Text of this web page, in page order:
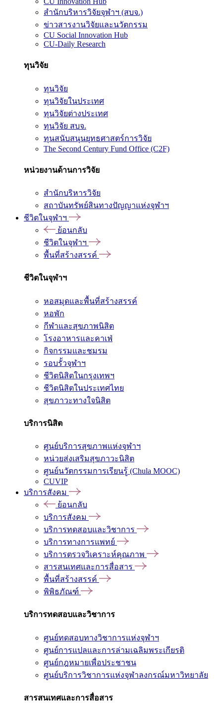
สำนักบริหารวิจัยจุฬาฯ (สบจ.)
ข่าวสารงานวิจัยและนวัตกรรม
CU Social Innovation Hub
CU-Daily Research
ทุนวิจัย
ทุนวิจัย
ทุนวิจัยในประเทศ
ทุนวิจัยต่างประเทศ
ทุนวิจัย สบจ.
ทุนสนับสนุนยุทธศาสตร์การวิจัย
The Second Century Fund Office (C2F)
หน่วยงานด้านการวิจัย
สำนักบริหารวิจัย
สถาบันทรัพย์สินทางปัญญาแห่งจุฬาฯ
ชีวิตในจุฬาฯ
ย้อนกลับ
ชีวิตในจุฬาฯ
พื้นที่สร้างสรรค์
ชีวิตในจุฬาฯ
หอสมุดและพื้นที่สร้างสรรค์
หอพัก
กีฬาและสุขภาพนิสิต
โรงอาหารและคาเฟ่
กิจกรรมและชมรม
รอบรั้วจุฬาฯ
ชีวิตนิสิตในกรุงเทพฯ
ชีวิตนิสิตในประเทศไทย
สุขภาวะทางใจนิสิต
บริการนิสิต
ศูนย์บริการสุขภาพแห่งจุฬาฯ
หน่วยส่งเสริมสุขภาวะนิสิต
ศูนย์นวัตกรรมการเรียนรู้ (Chula MOOC)
CUVIP
บริการสังคม
ย้อนกลับ
บริการสังคม
บริการทดสอบและวิชาการ
บริการทางการแพทย์
บริการตรวจวิเคราะห์คุณภาพ
สารสนเทศและการสื่อสาร
พื้นที่สร้างสรรค์
พิพิธภัณฑ์
บริการทดสอบและวิชาการ
ศูนย์ทดสอบทางวิชาการแห่งจุฬาฯ
ศูนย์การแปลและการล่ามเฉลิมพระเกียรติ
ศูนย์กฎหมายเพื่อประชาชน
ศูนย์บริการวิชาการแห่งจุฬาลงกรณ์มหาวิทยาลัย
สารสนเทศและการสื่อสาร